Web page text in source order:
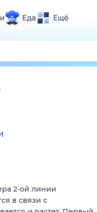
Еда Ещё
и отдых
и тренды
2-ой линии
в связи с